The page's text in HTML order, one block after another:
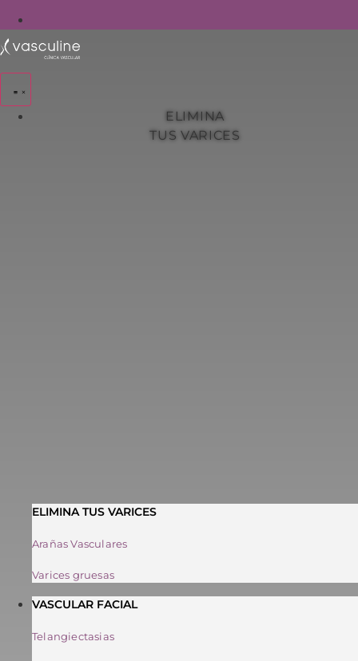
ELIMINA
TUS VARICES
ELIMINA TUS VARICES
Arañas Vasculares
Varices gruesas
VASCULAR FACIAL
Telangiectasias